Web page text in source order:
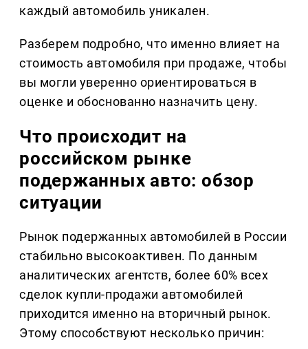
каждый автомобиль уникален.
Разберем подробно, что именно влияет на
стоимость автомобиля при продаже, чтобы
вы могли уверенно ориентироваться в
оценке и обоснованно назначить цену.
Что происходит на
российском рынке
подержанных авто: обзор
ситуации
Рынок подержанных автомобилей в России
стабильно высокоактивен. По данным
аналитических агентств, более 60% всех
сделок купли-продажи автомобилей
приходится именно на вторичный рынок.
Этому способствуют несколько причин: